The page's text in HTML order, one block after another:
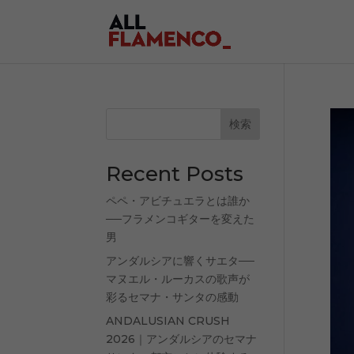
検索
Recent Posts
ペペ・アビチュエラとは誰か
──フラメンコギターを変えた
男
アンダルシアに響くサエタ──
マヌエル・ルーカスの歌声が
彩るセマナ・サンタの感動
ANDALUSIAN CRUSH
2026｜アンダルシアのセマナ